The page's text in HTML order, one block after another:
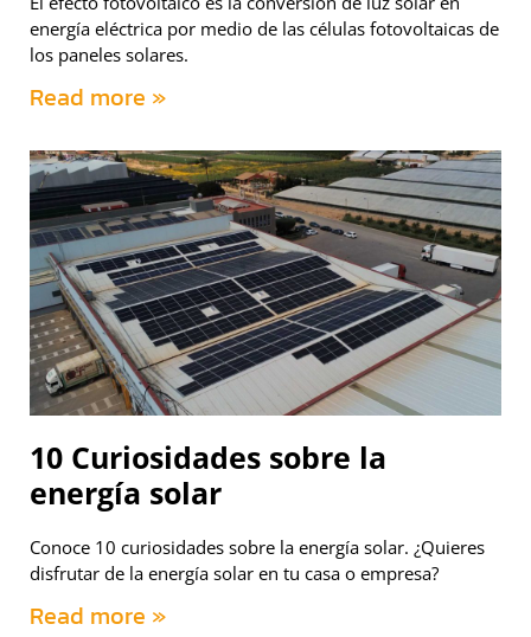
energía eléctrica por medio de las células fotovoltaicas de
los paneles solares.
Read more »
10 Curiosidades sobre la
energía solar
Conoce 10 curiosidades sobre la energía solar. ¿Quieres
disfrutar de la energía solar en tu casa o empresa?
Read more »